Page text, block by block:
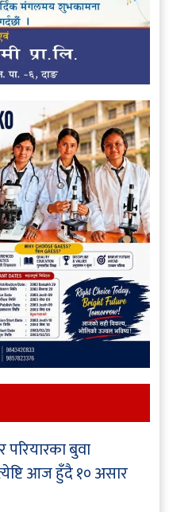
बुवा
आज हुँदै१० असार